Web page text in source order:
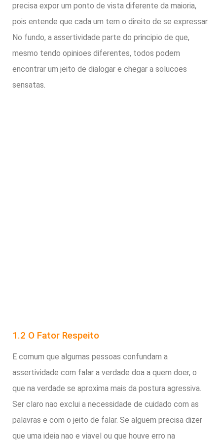
precisa expor um ponto de vista diferente da maioria,
pois entende que cada um tem o direito de se expressar.
No fundo, a assertividade parte do principio de que,
mesmo tendo opinioes diferentes, todos podem
encontrar um jeito de dialogar e chegar a solucoes
sensatas.
1.2 O Fator Respeito
E comum que algumas pessoas confundam a
assertividade com falar a verdade doa a quem doer, o
que na verdade se aproxima mais da postura agressiva.
Ser claro nao exclui a necessidade de cuidado com as
palavras e com o jeito de falar. Se alguem precisa dizer
que uma ideia nao e viavel ou que houve erro na